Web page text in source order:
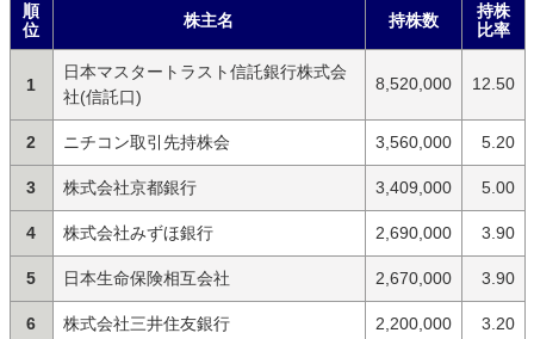
順
位
株主名 持株数
持株
比率
1
日本マスタートラスト信託銀行株式会
社(信託口)
8,520,000 12.50
2 ニチコン取引先持株会 3,560,000 5.20
3 株式会社京都銀行 3,409,000 5.00
4 株式会社みずほ銀行 2,690,000 3.90
5 日本生命保険相互会社 2,670,000 3.90
6 株式会社三井住友銀行 2,200,000 3.20